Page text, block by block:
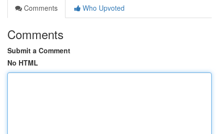
Comments
Who Upvoted
Comments
Submit a Comment
No HTML